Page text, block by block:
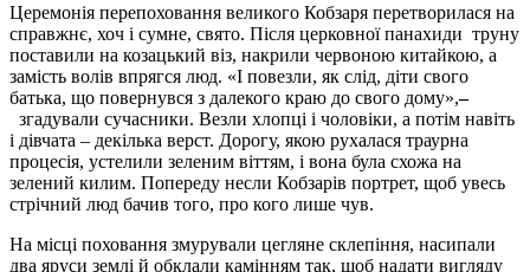
Церемонія перепоховання великого Кобзаря перетворилася на
справжнє, хоч і сумне, свято. Після церковної панахиди труну
поставили на козацький віз, накрили червоною китайкою, а
замість волів впрягся люд. «І повезли, як слід, діти свого
батька, що повернувся з далекого краю до свого дому»,–
згадували сучасники. Везли хлопці і чоловіки, а потім навіть
і дівчата – декілька верст. Дорогу, якою рухалася траурна
процесія, устелили зеленим віттям, і вона була схожа на
зелений килим. Попереду несли Кобзарів портрет, щоб увесь
стрічний люд бачив того, про кого лише чув.
На місці поховання змурували цегляне склепіння, насипали
два яруси землі й обклали камінням так, щоб надати вигляду